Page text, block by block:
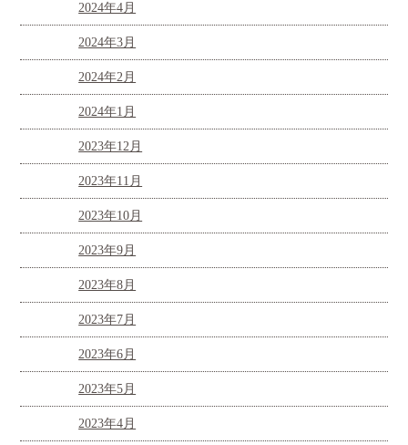
2024年4月
2024年3月
2024年2月
2024年1月
2023年12月
2023年11月
2023年10月
2023年9月
2023年8月
2023年7月
2023年6月
2023年5月
2023年4月